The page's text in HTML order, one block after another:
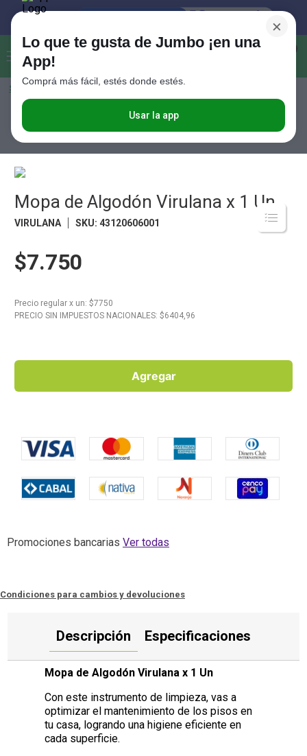
Buscar...
Seleccioná el método de entrega
×
Lo que te gusta de Jumbo ¡en una
App!
Comprá más fácil, estés donde estés.
Usar la app
Accesorios de Limpieza Mopa de Algodón Virulana x 1 Un
Mopa de Algodón Virulana x 1 Un
VIRULANA SKU:43120606001
$7.750
Precio regular x un: $7750
PRECIO SIN IMPUESTOS NACIONALES: $6404,96
Agregar
Promociones bancarias Ver todas
Condiciones para cambios y devoluciones
Descripción Especificaciones
Mopa de Algodón Virulana x 1 Un
Con este instrumento de limpieza, vas a
optimizar el mantenimiento de los pisos en
tu casa, logrando una higiene eficiente en
cada superficie.
Términos más buscados
Cerveza
Yerba
Juguetes